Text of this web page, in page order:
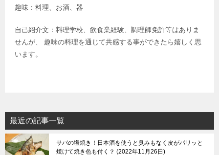
趣味：料理、お酒、器
自己紹介文：料理学校、飲食業経験、調理師免許等はありま
せんが、 趣味の料理を通じて共感する事ができたら嬉しく思
います。
最近の記事一覧
サバの塩焼き！日本酒を使うと臭みもなく皮がパリッと
焼けて焼き色も付く？
2022年11月26日